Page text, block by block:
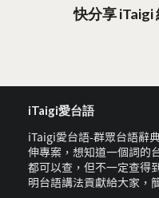
快分享 iTaigi
iTaigi愛台語
iTaigi愛台語-群眾台語辭
伸專案，想知道一個詞的
都可以查，但不一定查得
明台語講法貢獻給大家，